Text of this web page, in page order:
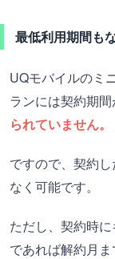
最低利用期間も
UQモバイルのミ
ランには契約期間
られていません。
ですので、契約
なく可能です。
ただし、契約時
であれば解約月